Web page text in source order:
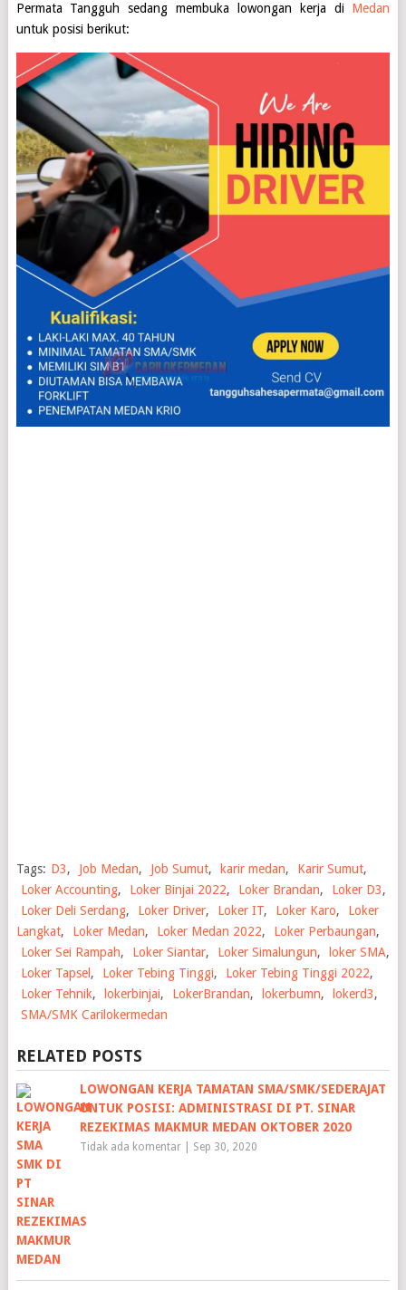
Permata Tangguh sedang membuka lowongan kerja di Medan
untuk posisi berikut:
Tags: D3, Job Medan, Job Sumut, karir medan, Karir Sumut,
Loker Accounting, Loker Binjai 2022, Loker Brandan, Loker D3,
Loker Deli Serdang, Loker Driver, Loker IT, Loker Karo,
Loker
Langkat, Loker Medan, Loker Medan 2022, Loker Perbaungan,
Loker Sei Rampah, Loker Siantar, Loker Simalungun, loker SMA,
Loker Tapsel , Loker Tebing Tinggi, Loker Tebing Tinggi 2022,
Loker Tehnik, lokerbinjai, LokerBrandan, lokerbumn, lokerd3,
SMA/SMK Carilokermedan
RELATED POSTS
LOWONGAN KERJA TAMATAN SMA/SMK/SEDERAJAT
UNTUK POSISI: ADMINISTRASI DI PT. SINAR
REZEKIMAS MAKMUR MEDAN OKTOBER 2020
Tidak ada komentar| Sep 30, 2020